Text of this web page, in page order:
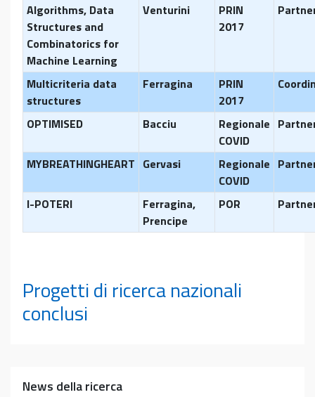
Algorithms, Data
Structures and
Combinatorics for
Machine Learning
Venturini
PRIN
2017
Multicriteria data
structures
Ferragina
PRIN
2017
OPTIMISED Bacciu
Regionale
COVID
MYBREATHINGHEART Gervasi
Regionale
COVID
I-POTERI
Ferragina,
Prencipe
POR
Progetti di ricerca nazionali
conclusi
News della ricerca